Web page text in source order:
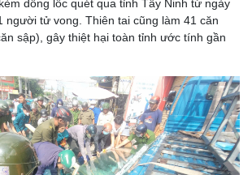
Ô tô - Xe máy
Ô tô
Xe máy
Tư vấn
dông lốc quét qua tỉnh Tây Ninh từ ngày
người tử vong. Thiên tai cũng làm 41 căn
sập), gây thiệt hại toàn tỉnh ước tính gần